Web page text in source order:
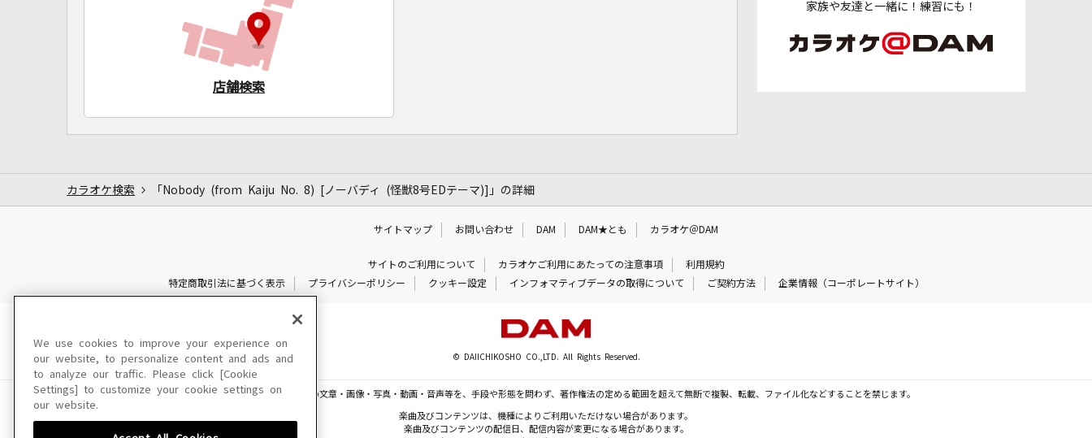
家族や友達と一緒に！練習にも！
店舗検索
カラオケ検索 「Nobody (from Kaiju No. 8) [ノーバディ (怪獣8号EDテーマ)]」の詳細
サイトマップ お問い合わせ DAM DAM★とも カラオケ＠DAM
サイトのご利用について カラオケご利用にあたっての注意事項
利用規約
特定商取引法に基づく表示
プライバシーポリシー クッキー設定 インフォマティブデータの取得について ご契約方法 企業情報（コーポレートサイト）
© DAIICHIKOSHO CO.,LTD. All Rights Reserved.
このサイトに掲載されている一切の文章・画像・写真・動画・音声等を、手段や形態を問わず、著作権法の定める範囲を超えて無断で複製、転載、ファイル化などすることを禁じます。
楽曲及びコンテンツは、機種によりご利用いただけない場合があります。
楽曲及びコンテンツの配信日、配信内容が変更になる場合があります。
We use cookies to improve your experience on
our website, to personalize content and ads and
to analyze our traffic. Please click [Cookie
Settings] to customize your cookie settings on
our website.